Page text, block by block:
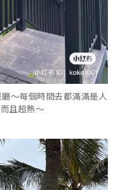
～每個時間去都滿滿是人
且超熱～